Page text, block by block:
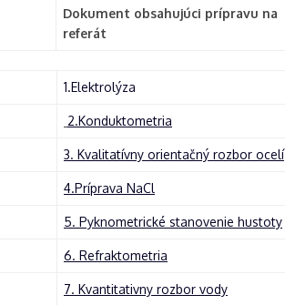
Dokument obsahujúci prípravu na
referát
1.Elektrolýza
2.Konduktometria
3. Kvalitatívny orientačný rozbor ocelí
4.Príprava NaCl
5. Pyknometrické stanovenie hustoty
6. Refraktometria
7. Kvantitativny rozbor vody